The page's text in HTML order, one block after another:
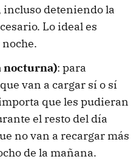
incluso deteniendo la
Lo ideal es
nocturna): para
van a cargar sí o sí
que les pudieran
el resto del día
no van a recargar más
de la mañana.